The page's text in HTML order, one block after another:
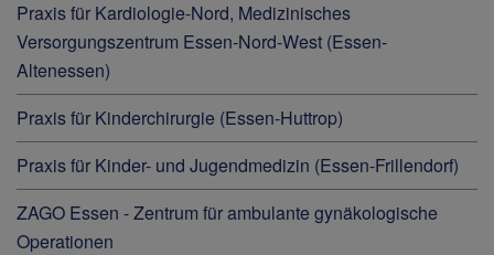
Praxis für Kardiologie-Nord, Medizinisches
Versorgungszentrum Essen-Nord-West (Essen-
Altenessen)
Praxis für Kinderchirurgie (Essen-Huttrop)
Praxis für Kinder- und Jugendmedizin (Essen-Frillendorf)
ZAGO Essen - Zentrum für ambulante gynäkologische
Operationen